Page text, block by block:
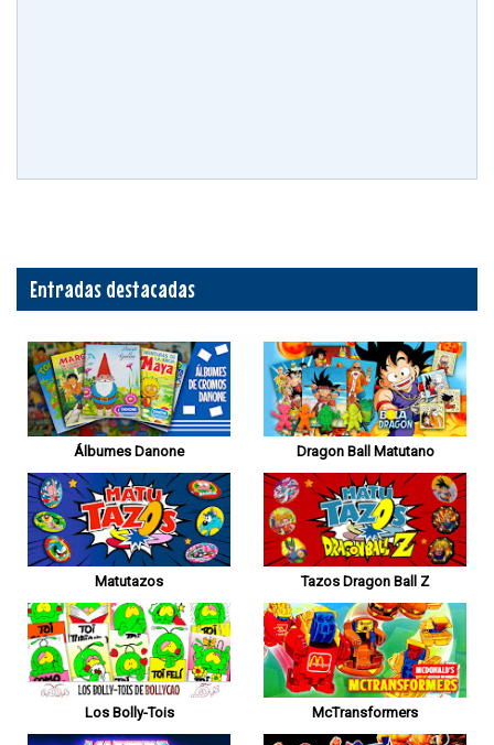
Entradas destacadas
Álbumes Danone Dragon Ball Matutano
Matutazos Tazos Dragon Ball Z
Los Bolly-Tois McTransformers